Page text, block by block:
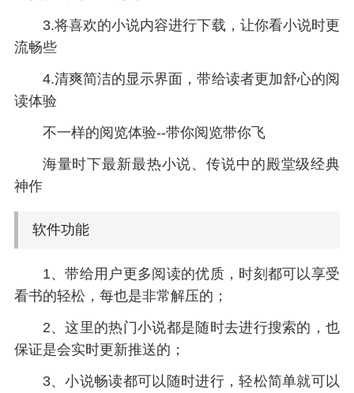
3.将喜欢的小说内容进行下载，让你看小说时更
流畅些
4.清爽简洁的显示界面，带给读者更加舒心的阅
读体验
不一样的阅览体验--带你阅览带你飞
海量时下最新最热小说、传说中的殿堂级经典
神作
软件功能
1、带给用户更多阅读的优质，时刻都可以享受
看书的轻松，每也是非常解压的；
2、这里的热门小说都是随时去进行搜索的，也
保证是会实时更新推送的；
3、小说畅读都可以随时进行，轻松简单就可以